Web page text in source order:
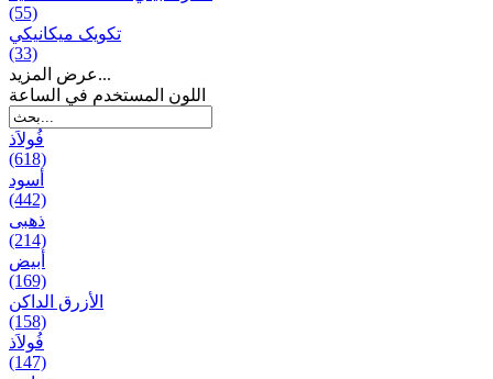
(55)
تکویک ميكانيكي
(33)
عرض المزيد...
اللون المستخدم في الساعة
فُولاَذ
(618)
أسود
(442)
ذهبی
(214)
أبيض
(169)
الأزرق الداكن
(158)
فُولاَذ
(147)